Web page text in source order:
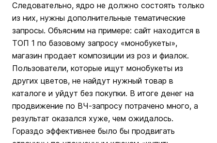
Следовательно, ядро не должно состоять только
из них, нужны дополнительные тематические
запросы. Объясним на примере: сайт находится в
ТОП 1 по базовому запросу «монобукеты»,
магазин продает композиции из роз и фиалок.
Пользователи, которые ищут монобукеты из
других цветов, не найдут нужный товар в
каталоге и уйдут без покупки. В итоге денег на
продвижение по ВЧ-запросу потрачено много, а
результат оказался хуже, чем ожидалось.
Гораздо эффективнее было бы продвигать